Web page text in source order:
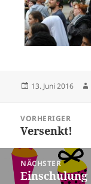
Veröffentlicht
13. Juni 2016
VORHERIGER
Vorheriger
Versenkt!
NÄCHSTER
Nächster
Einschulung